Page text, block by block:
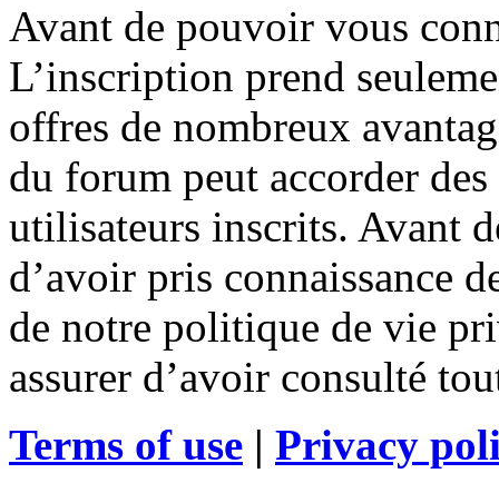
Avant de pouvoir vous
L’inscription prend
offres de nombreux
du forum peut accorder
utilisateurs inscrits. Avant
d’avoir pris connaissance
de notre politique de vie
assurer d’avoir consulté
Terms of use | Privacy